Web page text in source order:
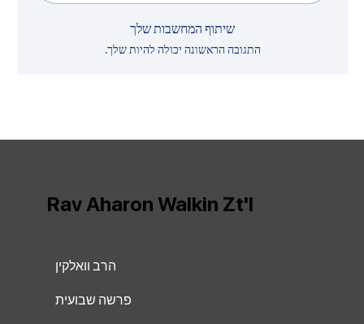
שיתוף המחשבות שלך
התגובה הראשונה יכולה להיות שלך.
הרב וואלקין
פרשה שבועית
Rav Aharon Walkin Zt'l